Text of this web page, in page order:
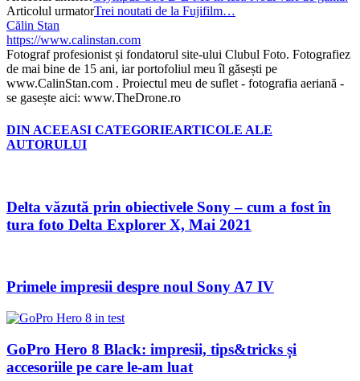
Articolul urmatorTrei noutati de la Fujifilm…
Călin Stan
https://www.calinstan.com
Fotograf profesionist și fondatorul site-ului Clubul Foto. Fotografiez
de mai bine de 15 ani, iar portofoliul meu îl găsești pe
www.CalinStan.com . Proiectul meu de suflet - fotografia aeriană -
se gasește aici: www.TheDrone.ro
DIN ACEEASI CATEGORIEARTICOLE ALE
AUTORULUI
Delta văzută prin obiectivele Sony – cum a fost în
tura foto Delta Explorer X, Mai 2021
Primele impresii despre noul Sony A7 IV
GoPro Hero 8 Black: impresii, tips&tricks și
accesoriile pe care le-am luat